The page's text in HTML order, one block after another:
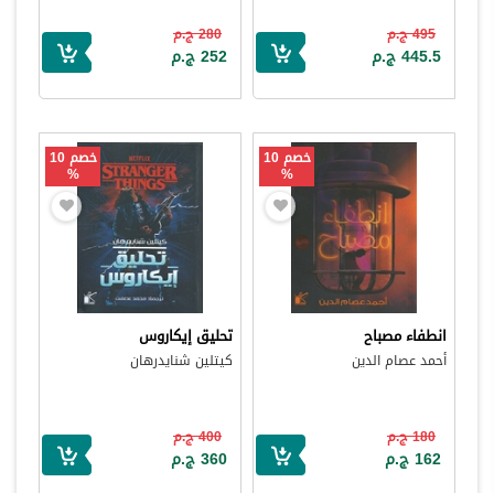
495 ج.م
445.5 ج.م
280 ج.م
252 ج.م
خصم 10
%
انطفاء مصباح
أحمد عصام الدين
180 ج.م
162 ج.م
خصم 10
%
تحليق إيكاروس
كيتلين شنايدرهان
400 ج.م
360 ج.م